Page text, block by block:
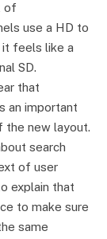
of
use a HD to
it feels like a
SD.
that
an important
the new layout.
search
of user
explain that
to make sure
same